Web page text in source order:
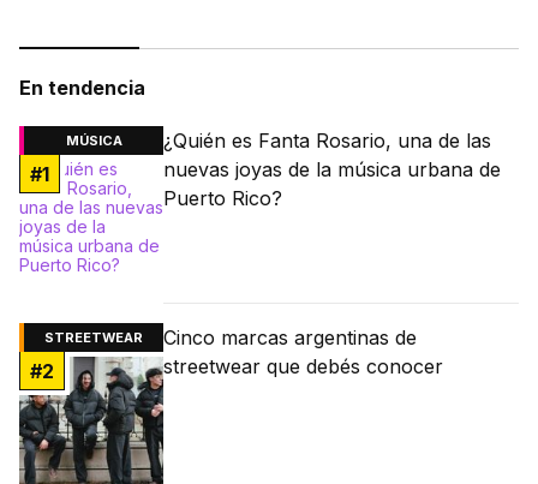
En tendencia
MÚSICA
#1
¿Quién es Fanta Rosario, una de las
nuevas joyas de la música urbana de
Puerto Rico?
STREETWEAR
#2
Cinco marcas argentinas de
streetwear que debés conocer